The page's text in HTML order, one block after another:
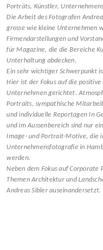
Porträts, Künstler,
Die Arbeit des Fotografen
grosse wie kleine Unternehmen
Firmendarstellungen und
für Magazine, die die Bereiche
Unterhaltung abdecken.
Ein sehr wichtiger Schwerpunkt
Hier ist der Fokus auf die
Unternehmen gerichtet.
Portraits, sympathische
und individuelle Reportagen In
und im Aussenbereich sind nur
Image- und Portrait-Motive, die
Unternehmensfotografie in
werden.
Neben dem Fokus auf
Themen Architektur und
Andreas Sibler auseinandersetzt.